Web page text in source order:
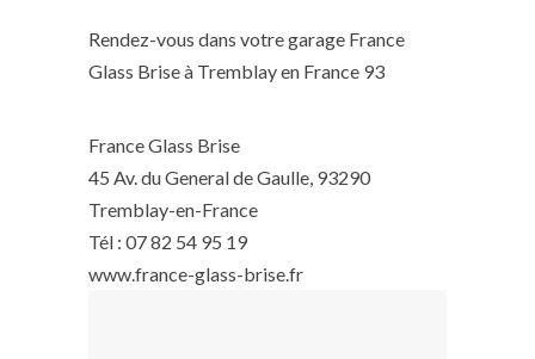
Rendez-vous dans votre garage France
Glass Brise à Tremblay en France 93
France Glass Brise
45 Av. du General de Gaulle, 93290
Tremblay-en-France
Tél : 07 82 54 95 19
www.france-glass-brise.fr